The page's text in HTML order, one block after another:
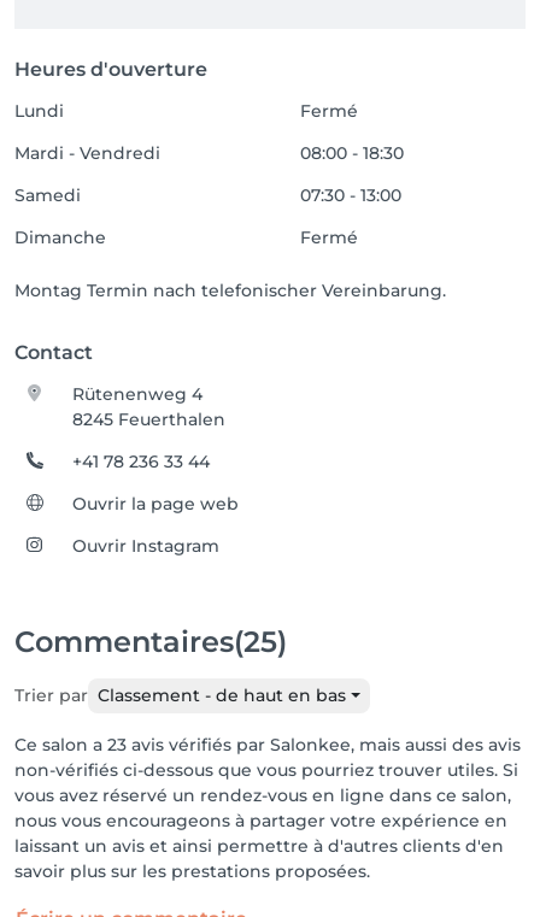
Heures d'ouverture
Lundi
Fermé
Mardi - Vendredi
08:00 - 18:30
Samedi
07:30 - 13:00
Dimanche
Fermé
Montag Termin nach telefonischer Vereinbarung.
Contact
Rütenenweg 4
8245 Feuerthalen
+41 78 236 33 44
Ouvrir la page web
Ouvrir Instagram
Commentaires(25)
Trier par Classement - de haut en bas
Ce salon a 23 avis vérifiés par Salonkee, mais aussi des avis
non-vérifiés ci-dessous que vous pourriez trouver utiles. Si
vous avez réservé un rendez-vous en ligne dans ce salon,
nous vous encourageons à partager votre expérience en
laissant un avis et ainsi permettre à d'autres clients d'en
savoir plus sur les prestations proposées.